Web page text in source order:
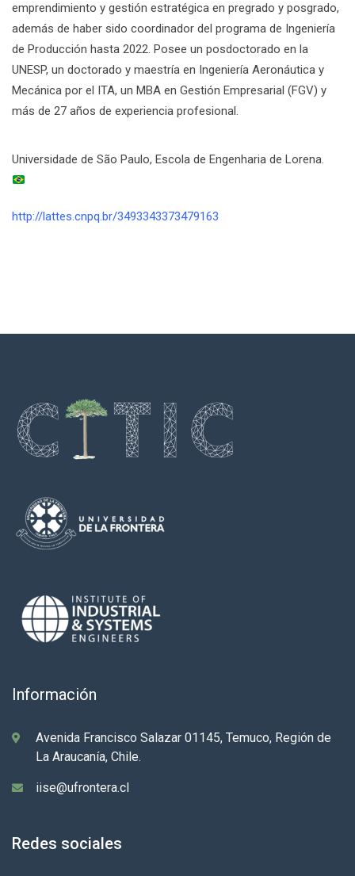
emprendimiento y gestión estratégica en pregrado y posgrado,
además de haber sido coordinador del programa de Ingeniería
de Producción hasta 2022. Posee un posdoctorado en la
UNESP, un doctorado y maestría en Ingeniería Aeronáutica y
Mecánica por el ITA, un MBA en Gestión Empresarial (FGV) y
más de 27 años de experiencia profesional.
Universidade de São Paulo, Escola de Engenharia de Lorena.
http://lattes.cnpq.br/3493343373479163
Información
Avenida Francisco Salazar 01145, Temuco, Región de
La Araucanía, Chile.
iise@ufrontera.cl
Redes sociales